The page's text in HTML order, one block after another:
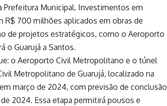
Prefeitura Municipal. Investimentos em
700 milhões aplicados em obras de
de projetos estratégicos, como o Aeroporto
o Guarujá a Santos.
o Aeroporto Civil Metropolitano e o túnel
Metropolitano de Guarujá, localizado na
março de 2024, com previsão de conclusão
2024. Essa etapa permitirá pousos e